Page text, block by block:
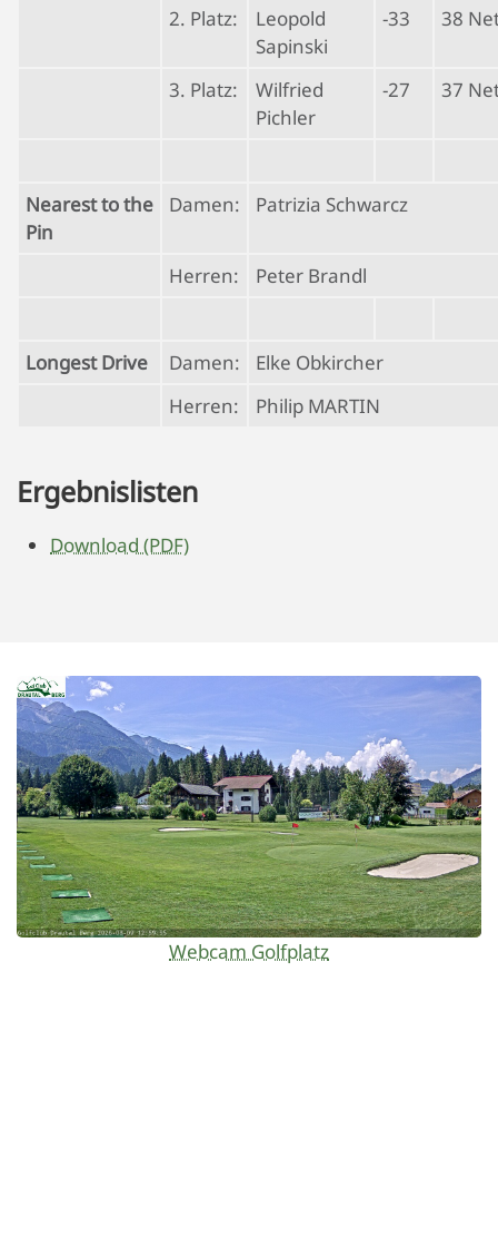
Webcam Golfplatz
2. Platz:
Leopold
Sapinski
-33 38
3. Platz:
Wilfried
Pichler
-27 37
Nearest to the
Pin
Damen: Patrizia Schwarcz
Herren: Peter Brandl
Longest Drive Damen:
Elke Obkircher
Herren:
Philip MARTIN
Ergebnislisten
Download (PDF)